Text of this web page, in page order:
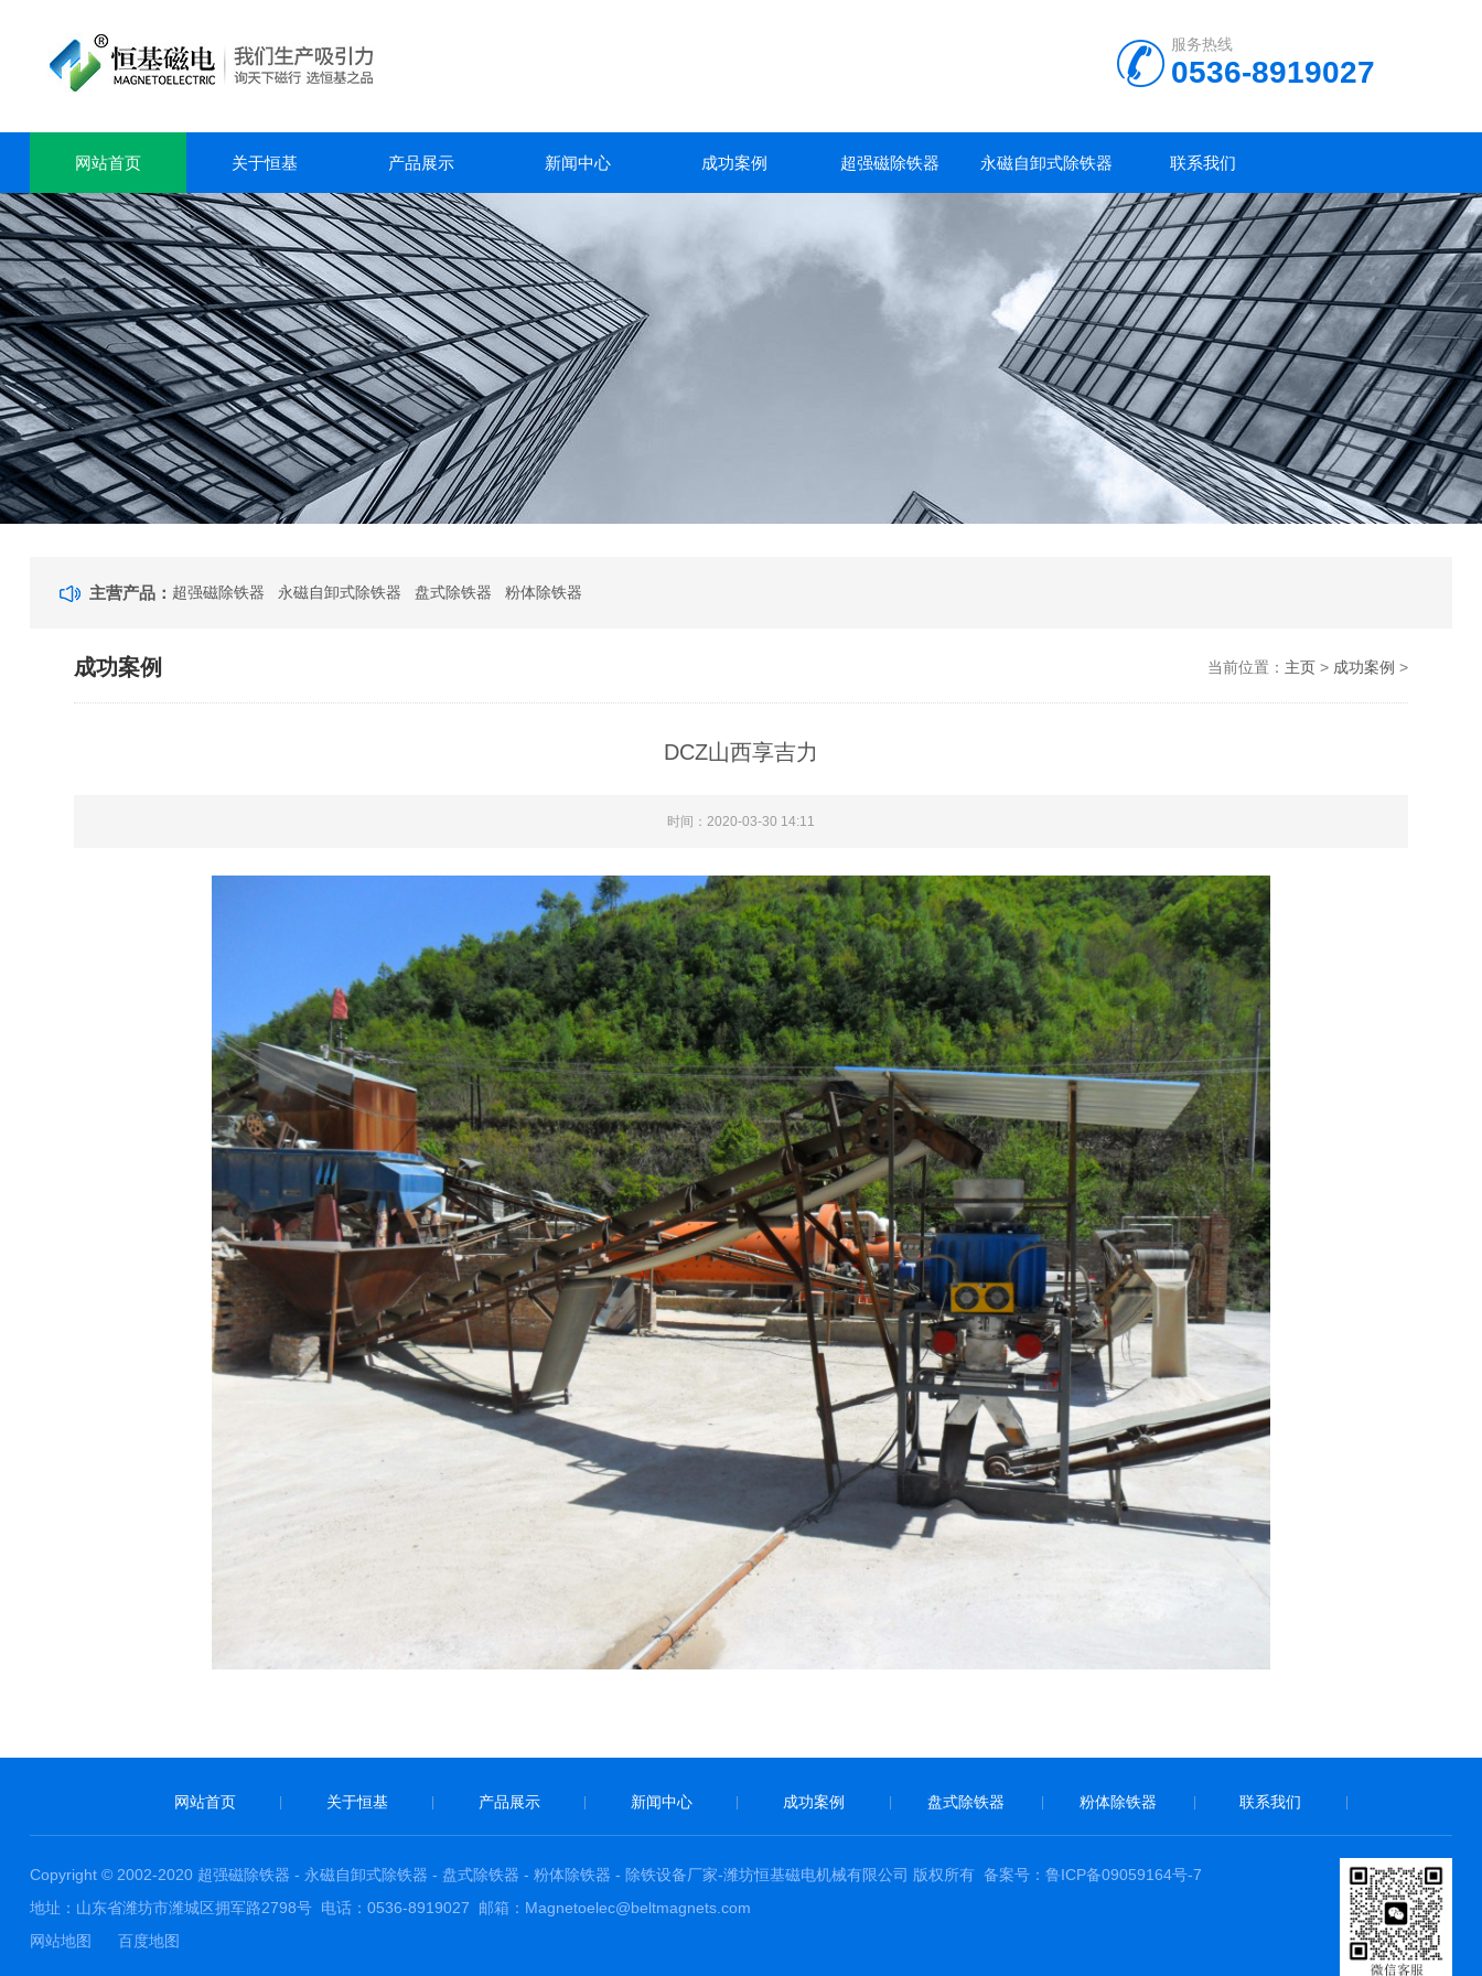
服务热线
0536-8919027
网站首页 关于恒基 产品展示 新闻中心 成功案例 超强磁除铁器 永磁自卸式除铁器 联系我们
主营产品： 超强磁除铁器 永磁自卸式除铁器 盘式除铁器 粉体除铁器
成功案例 当前位置： 主页> 成功案例 >
DCZ山西享吉力
时间：2020-03-30 14:11
网站首页 关于恒基 产品展示 新闻中心 成功案例 盘式除铁器 粉体除铁器 联系我们
Copyright © 2002-2020 超强磁除铁器 - 永磁自卸式除铁器 - 盘式除铁器 - 粉体除铁器 - 除铁设备厂家-潍坊恒基磁电机械有限公司 版权所有 备案号：鲁ICP备09059164号-7
地址：山东省潍坊市潍城区拥军路2798号 电话：0536-8919027 邮箱：Magnetoelec@beltmagnets.com
网站地图
百度地图